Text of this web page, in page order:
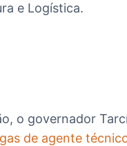
e Logística.
o governador
de agente